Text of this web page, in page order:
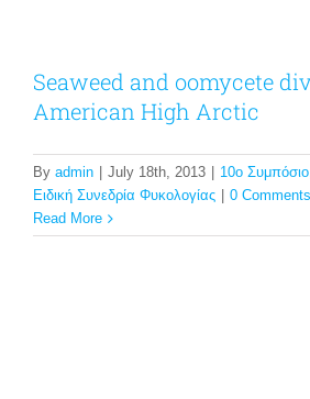
Seaweed and oomycete
American High Arctic
By admin July 18th, 2013 10ο Συμπόσιο
Ειδική Συνεδρία Φυκολογίας
0 Comments
Read More